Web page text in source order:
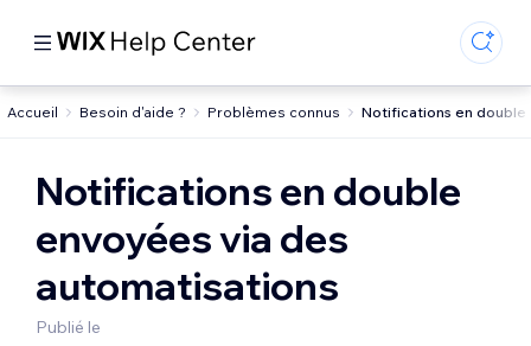
Accueil Besoin d'aide ? Problèmes connus Notifications en double
Notifications en double
envoyées via des
automatisations
Publié le